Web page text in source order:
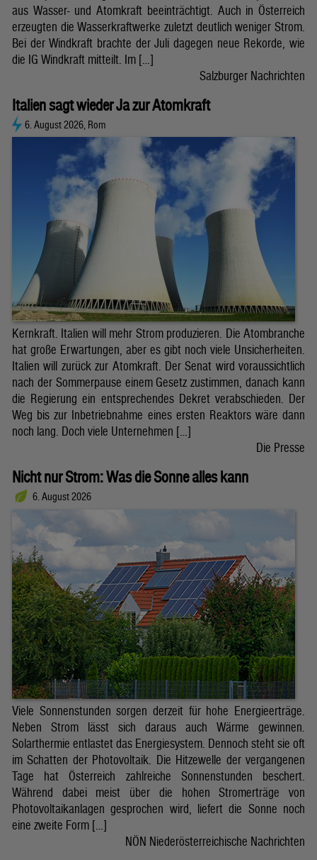
aus Wasser- und Atomkraft beeinträchtigt. Auch in Österreich
erzeugten die Wasserkraftwerke zuletzt deutlich weniger Strom.
Bei der Windkraft brachte der Juli dagegen neue Rekorde, wie
die IG Windkraft mitteilt. Im […]
Salzburger Nachrichten
Italien sagt wieder Ja zur Atomkraft
6. August 2026, Rom
Kernkraft. Italien will mehr Strom produzieren. Die Atombranche
hat große Erwartungen, aber es gibt noch viele Unsicherheiten.
Italien will zurück zur Atomkraft. Der Senat wird voraussichtlich
nach der Sommerpause einem Gesetz zustimmen, danach kann
die Regierung ein entsprechendes Dekret verabschieden. Der
Weg bis zur Inbetriebnahme eines ersten Reaktors wäre dann
noch lang. Doch viele Unternehmen […]
Die Presse
Nicht nur Strom: Was die Sonne alles kann
6. August 2026
Viele Sonnenstunden sorgen derzeit für hohe Energieerträge.
Neben Strom lässt sich daraus auch Wärme gewinnen.
Solarthermie entlastet das Energiesystem. Dennoch steht sie oft
im Schatten der Photovoltaik. Die Hitzewelle der vergangenen
Tage hat Österreich zahlreiche Sonnenstunden beschert.
Während dabei meist über die hohen Stromerträge von
Photovoltaikanlagen gesprochen wird, liefert die Sonne noch
eine zweite Form […]
NÖN Niederösterreichische Nachrichten